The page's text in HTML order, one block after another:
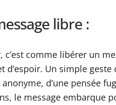
libre :
c’est comme libérer un
d’espoir. Un simple
d’une pensée
le message embarque